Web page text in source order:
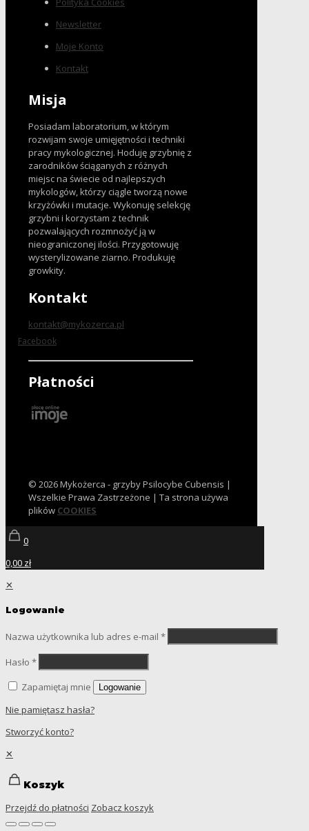
Newsletter
Moje Konto
Kontakt
Misja
Posiadam laboratorium, w którym
rozwijam swoje umięjętności i techniki
pracy mykologicznej. Hoduję grzybnię z
zarodników ściąganych z różnych
miejsc na świecie od najlepszych
mykologów, którzy ciągle tworzą nowe
krzyżówki i mutacje. Wykonuję selekcję
grzybni i korzystam z technik
pozwalających rozmnożyć ją w
nieograniczonej ilości. Przygotowuję
wysterylizowane ziarno. Produkuję
growkity.
Kontakt
kontakt@mykozerca.pl
Facebook
Płatności
© 2026 Mykożerca - grzyby Psilocybe Cubensis |
Wszelkie Prawa Zastrzeżone | Ta strona używa
plików COOKIES
0
0,00 zł
✕
Logowanie
Nazwa użytkownika lub adres e-mail *
Hasło *
Zapamiętaj mnie
Logowanie
Nie pamiętasz hasła?
Stworzyć konto?
✕
Koszyk
Przejdź do płatności Zobacz koszyk